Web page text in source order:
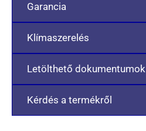
Garancia
Klímaszerelés
Letölthető dokumentumok
Kérdés a termékről